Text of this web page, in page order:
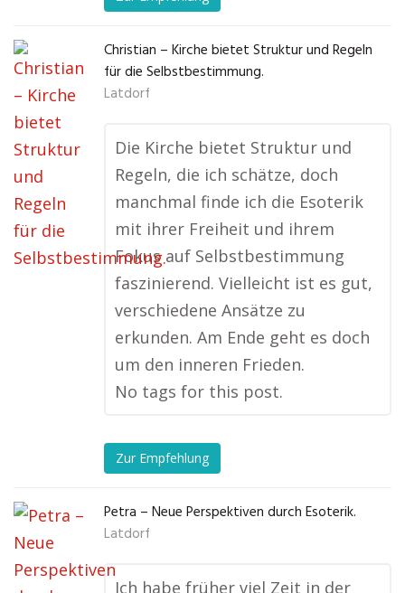
Christian – Kirche bietet Struktur und Regeln
für die Selbstbestimmung.
Latdorf
Die Kirche bietet Struktur und
Regeln, die ich schätze, doch
manchmal finde ich die Esoterik
mit ihrer Freiheit und ihrem
Fokus auf Selbstbestimmung
faszinierend. Vielleicht ist es gut,
verschiedene Ansätze zu
erkunden. Am Ende geht es doch
um den inneren Frieden.
No tags for this post.
Zur Empfehlung
Petra – Neue Perspektiven durch Esoterik.
Latdorf
Ich habe früher viel Zeit in der